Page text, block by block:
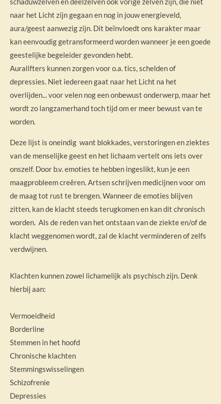
naar het Licht zijn gegaan en nog in jouw energieveld,
aura/geest aanwezig zijn. Dit beïnvloedt ons karakter maar
kan eenvoudig getransformeerd worden wanneer je een goede
geestelijke begeleider gevonden hebt.
Auralifters kunnen zorgen voor o.a. tics, schelden of
depressies. Niet iedereen gaat naar het Licht na het
overlijden... voor velen nog een onbewust onderwerp, maar het
wordt zo langzamerhand toch tijd om er meer bewust van te
worden.
Deze lijst is oneindig want blokkades, verstoringen en ziektes
van de menselijke geest en het lichaam vertelt ons iets over
onszelf. Door b.v. emoties te hebben ingeslikt, kun je een
maagprobleem creëren. Artsen schrijven medicijnen voor om
de maag tot rust te brengen. Wanneer de emoties blijven
zitten, kan de klacht steeds terugkomen en kan dit chronisch
worden. Als de reden van het ontstaan van de ziekte en/of de
klacht weggenomen wordt, zal de klacht verminderen of zelfs
verdwijnen.
Klachten kunnen zowel lichamelijk als psychisch zijn. Denk
hierbij aan:
Vermoeidheid
Borderline
Stemmen in het hoofd
Chronische klachten
Stemmingswisselingen
Schizofrenie
Depressies